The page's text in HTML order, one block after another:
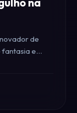
de
fantasia e